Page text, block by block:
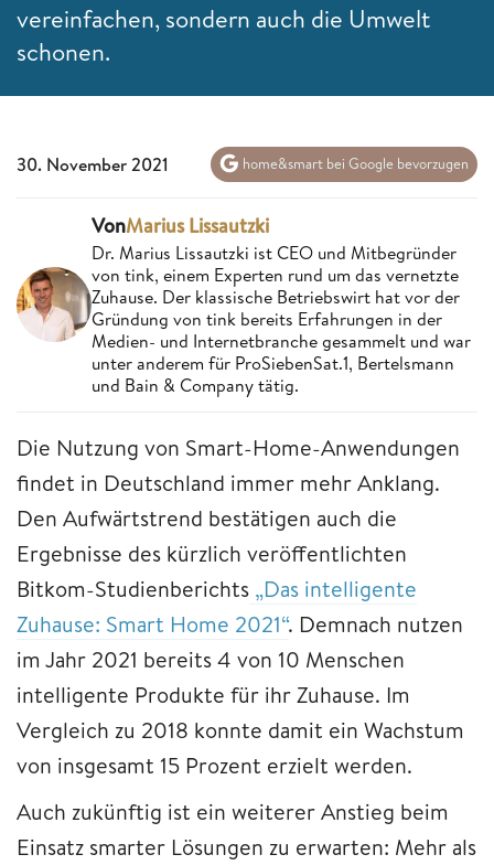
vereinfachen, sondern auch die Umwelt
schonen.
30. November 2021 home&smart bei Google bevorzugen
VonMarius Lissautzki
Dr. Marius Lissautzki ist CEO und Mitbegründer
von tink, einem Experten rund um das vernetzte
Zuhause. Der klassische Betriebswirt hat vor der
Gründung von tink bereits Erfahrungen in der
Medien- und Internetbranche gesammelt und war
unter anderem für ProSiebenSat.1, Bertelsmann
und Bain & Company tätig.
Die Nutzung von Smart-Home-Anwendungen
findet in Deutschland immer mehr Anklang.
Den Aufwärtstrend bestätigen auch die
Ergebnisse des kürzlich veröffentlichten
Bitkom-Studienberichts „Das intelligente
Zuhause: Smart Home 2021“. Demnach nutzen
im Jahr 2021 bereits 4 von 10 Menschen
intelligente Produkte für ihr Zuhause. Im
Vergleich zu 2018 konnte damit ein Wachstum
von insgesamt 15 Prozent erzielt werden.
Auch zukünftig ist ein weiterer Anstieg beim
Einsatz smarter Lösungen zu erwarten: Mehr als